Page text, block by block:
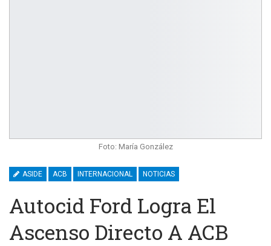
Foto: María González
ASIDE ACB INTERNACIONAL NOTICIAS
Autocid Ford Logra El
Ascenso Directo A ACB